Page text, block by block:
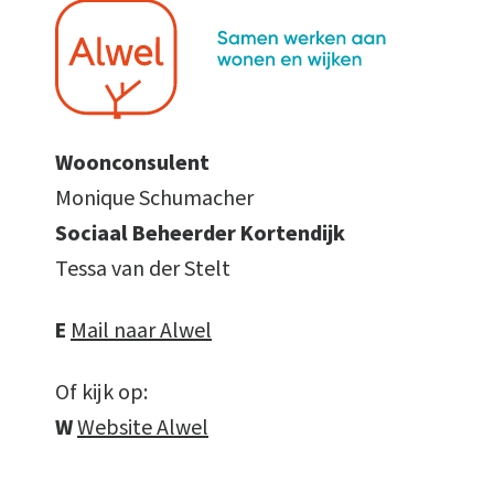
Woonconsulent
Monique Schumacher
Sociaal Beheerder Kortendijk
Tessa van der Stelt
EMail naar Alwel
Of kijk op:
WWebsite Alwel